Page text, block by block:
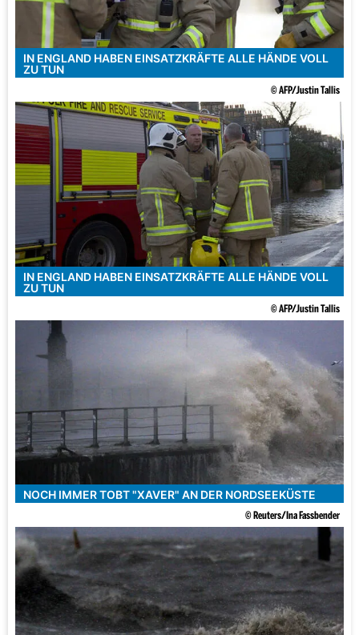
IN ENGLAND HABEN EINSATZKRÄFTE ALLE HÄNDE VOLL
ZU TUN
© AFP/Justin Tallis
IN ENGLAND HABEN EINSATZKRÄFTE ALLE HÄNDE VOLL
ZU TUN
© AFP/Justin Tallis
NOCH IMMER TOBT "XAVER" AN DER NORDSEEKÜSTE
© Reuters/Ina Fassbender